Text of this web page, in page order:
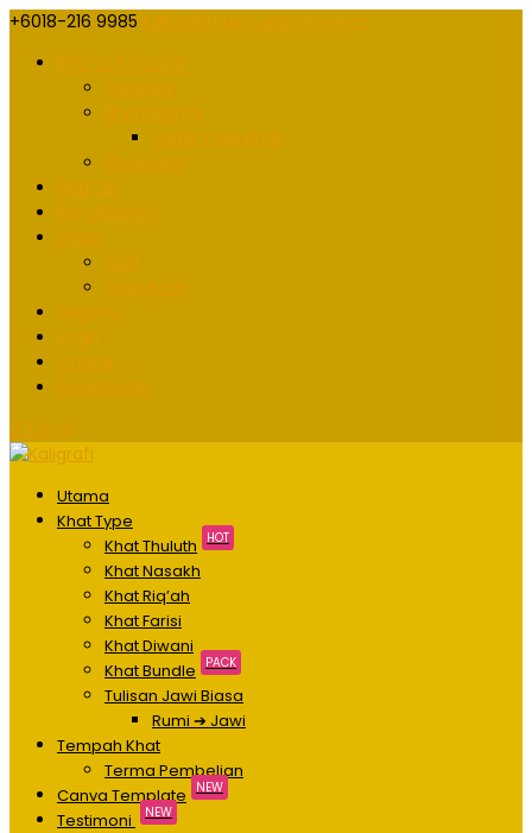
+6018-216 9985
Utama
Khat Type
Khat Thuluth
HOT
Khat Nasakh
Khat Riq’ah
Khat Farisi
Khat Diwani
Khat Bundle
PACK
Tulisan Jawi Biasa
Rumi ➔ Jawi
Tempah Khat
Terma Pembelian
Canva Template
NEW
Testimoni NEW